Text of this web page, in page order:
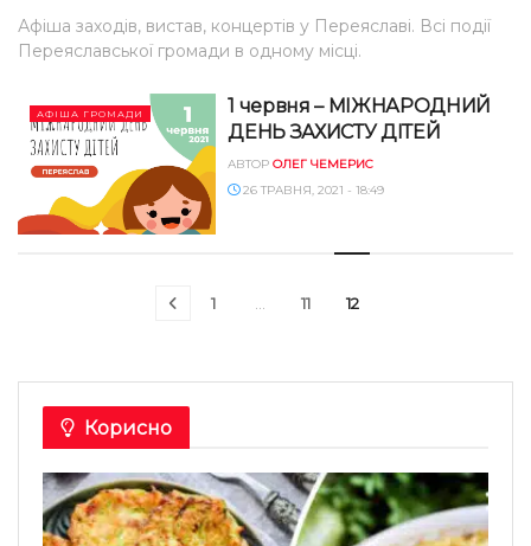
Афіша заходів, вистав, концертів у Переяславі. Всі події
Переяславської громади в одному місці.
АФІША ГРОМАДИ
1 червня – МІЖНАРОДНИЙ
ДЕНЬ ЗАХИСТУ ДІТЕЙ
АВТОР ОЛЕГ ЧЕМЕРИС
26 ТРАВНЯ, 2021 - 18:49
1 11 12
Корисно